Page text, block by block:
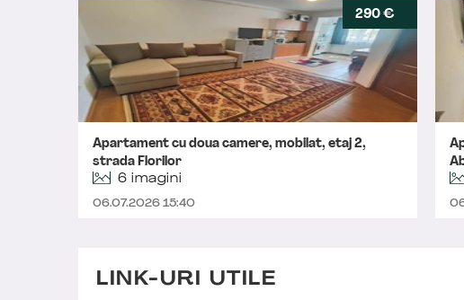
290 €
Apartament cu doua camere, mobilat, etaj 2,
strada Florilor
6 imagini
06.07.2026 15:40
LINK-URI UTILE